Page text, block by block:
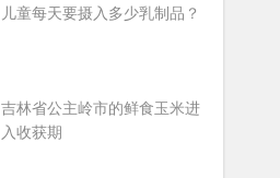
儿童每天要摄入多少乳制品？
吉林省公主岭市的鲜食玉米进
入收获期